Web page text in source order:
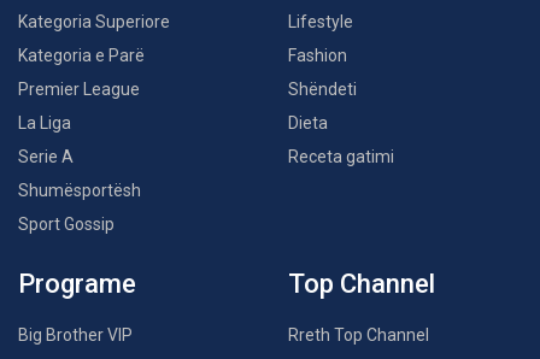
Kategoria Superiore
Kategoria e Parë
Premier League
La Liga
Serie A
Shumësportësh
Sport Gossip
Lifestyle
Fashion
Shëndeti
Dieta
Receta gatimi
Programe
Big Brother VIP
Top Channel
Rreth Top Channel